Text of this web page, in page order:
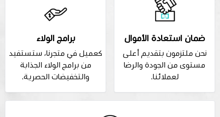
ضمان استعادة الأموال
نحن ملتزمون بتقديم أعلى
مستوى من الجودة والرضا
لعملائنا.
برامج الولاء
كعميل في متجرنا، ستستفيد
من برامج الولاء الجذابة
والتخفيضات الحصرية.